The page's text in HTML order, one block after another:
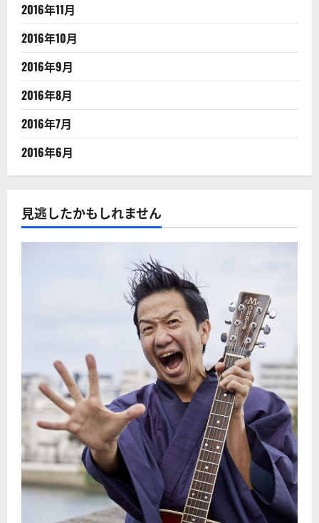
2016年11月
2016年10月
2016年9月
2016年8月
2016年7月
2016年6月
見逃したかもしれません